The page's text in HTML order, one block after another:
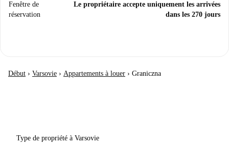
Fenêtre de
réservation
Le propriétaire accepte uniquement les arrivées
dans les 270 jours
Début › Varsovie › Appartements à louer › Graniczna
Type de propriété à Varsovie